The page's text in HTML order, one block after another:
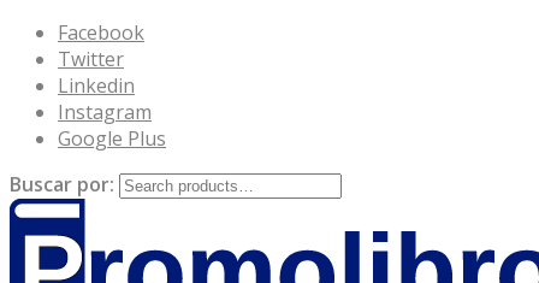
Facebook
Twitter
Linkedin
Instagram
Google Plus
Buscar por: